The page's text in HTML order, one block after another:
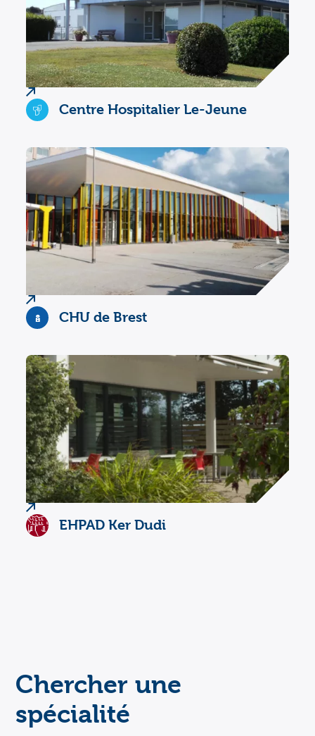
Centre Hospitalier Le-Jeune
CHU de Brest
EHPAD Ker Dudi
Chercher une
spécialité